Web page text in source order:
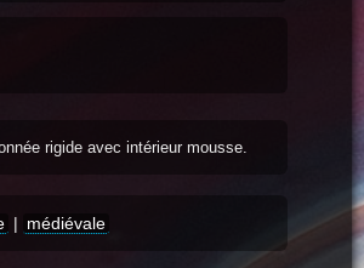
rigide avec intérieur mousse.
| médiévale